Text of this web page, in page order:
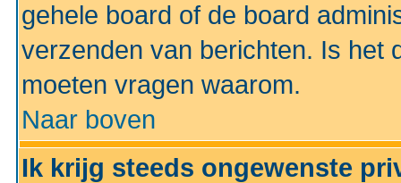
gehele board of de board
verzenden van berichten. Is het
moeten vragen waarom.
Naar boven
Ik krijg steeds ongewenste